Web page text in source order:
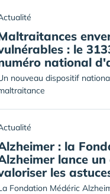
: le
national
nouveau dispositif
: la
lance
les
Fondation Médéric